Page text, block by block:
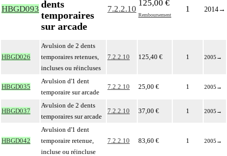
HBGD093 dents
temporaires
sur arcade
7.2.2.10
125,00 €
Remboursement
1 2014→
HBGD026
Avulsion de 2 dents
temporaires retenues,
incluses ou réincluses
7.2.2.10 125,40 € 1 2005 →
HBGD035
Avulsion d'1 dent
temporaire sur arcade
7.2.2.10 25,00 € 1 2005 →
HBGD037
Avulsion de 2 dents
temporaires sur arcade
7.2.2.10 37,00 € 1 2005 →
HBGD042
Avulsion d'1 dent
temporaire retenue,
incluse ou réincluse
7.2.2.10 83,60 € 1 2005 →